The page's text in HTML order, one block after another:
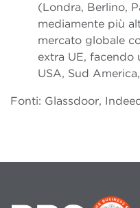
(Londra, Berlino,
mediamente più
mercato globale
extra UE, facendo
USA, Sud
Fonti: Glassdoor,